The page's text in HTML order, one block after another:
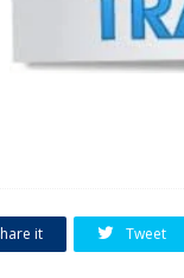
it Tweet